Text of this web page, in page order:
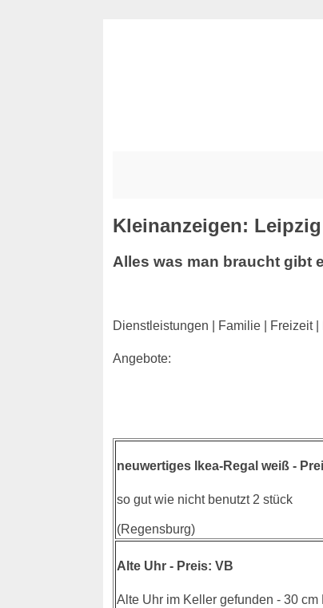
Kleinanzeigen: Leipzig
Alles was man braucht gibt
Dienstleistungen | Familie | Freizeit
Angebote:
neuwertiges Ikea-Regal weiß -
so gut wie nicht benutzt 2 stück
(Regensburg)
Alte Uhr - Preis: VB
Alte Uhr im Keller gefunden - 30